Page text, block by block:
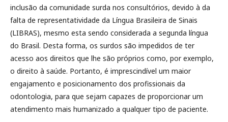
inclusão da comunidade surda nos consultórios, devido à da
falta de representatividade da Língua Brasileira de Sinais
(LIBRAS), mesmo esta sendo considerada a segunda língua
do Brasil. Desta forma, os surdos são impedidos de ter
acesso aos direitos que lhe são próprios como, por exemplo,
o direito à saúde. Portanto, é imprescindível um maior
engajamento e posicionamento dos profissionais da
odontologia, para que sejam capazes de proporcionar um
atendimento mais humanizado a qualquer tipo de paciente.